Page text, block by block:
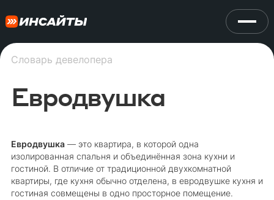
Словарь девелопера
Евродвушка
Евродвушка— это квартира, в которой одна
изолированная спальня и объединённая зона кухни и
гостиной. В отличие от традиционной двухкомнатной
квартиры, где кухня обычно отделена, в евродвушке кухня и
гостиная совмещены в одно просторное помещение.